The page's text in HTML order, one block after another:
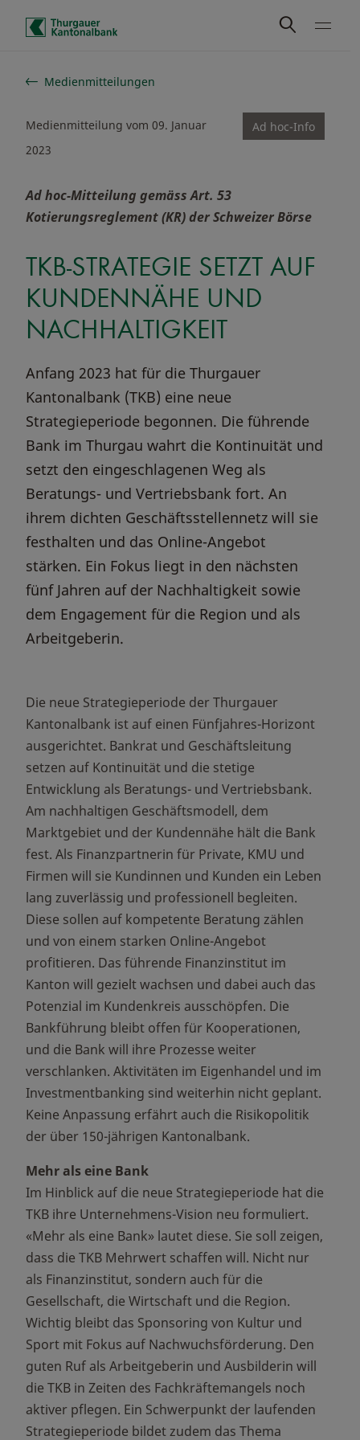
Schnelle Navigation
Medienmitteilungen
Medienmitteilung vom 09. Januar
2023
Ad hoc-Info
Ad hoc-Mitteilung gemäss Art. 53
Kotierungsreglement (KR) der Schweizer Börse
TKB-STRATEGIE SETZT AUF
KUNDENNÄHE UND
NACHHALTIGKEIT
Anfang 2023 hat für die Thurgauer
Kantonalbank (TKB) eine neue
Strategieperiode begonnen. Die führende
Bank im Thurgau wahrt die Kontinuität und
setzt den eingeschlagenen Weg als
Beratungs- und Vertriebsbank fort. An
ihrem dichten Geschäftsstellennetz will sie
festhalten und das Online-Angebot
stärken. Ein Fokus liegt in den nächsten
fünf Jahren auf der Nachhaltigkeit sowie
dem Engagement für die Region und als
Arbeitgeberin.
Die neue Strategieperiode der Thurgauer
Kantonalbank ist auf einen Fünfjahres-Horizont
ausgerichtet. Bankrat und Geschäftsleitung
setzen auf Kontinuität und die stetige
Entwicklung als Beratungs- und Vertriebsbank.
Am nachhaltigen Geschäftsmodell, dem
Marktgebiet und der Kundennähe hält die Bank
fest. Als Finanzpartnerin für Private, KMU und
Firmen will sie Kundinnen und Kunden ein Leben
lang zuverlässig und professionell begleiten.
Diese sollen auf kompetente Beratung zählen
und von einem starken Online-Angebot
profitieren. Das führende Finanzinstitut im
Kanton will gezielt wachsen und dabei auch das
Potenzial im Kundenkreis ausschöpfen. Die
Bankführung bleibt offen für Kooperationen,
und die Bank will ihre Prozesse weiter
verschlanken. Aktivitäten im Eigenhandel und im
Investmentbanking sind weiterhin nicht geplant.
Keine Anpassung erfährt auch die Risikopolitik
der über 150-jährigen Kantonalbank.
Mehr als eine Bank
Im Hinblick auf die neue Strategieperiode hat die
TKB ihre Unternehmens-Vision neu formuliert.
«Mehr als eine Bank» lautet diese. Sie soll zeigen,
dass die TKB Mehrwert schaffen will. Nicht nur
als Finanzinstitut, sondern auch für die
Gesellschaft, die Wirtschaft und die Region.
Wichtig bleibt das Sponsoring von Kultur und
Sport mit Fokus auf Nachwuchsförderung. Den
guten Ruf als Arbeitgeberin und Ausbilderin will
die TKB in Zeiten des Fachkräftemangels noch
aktiver pflegen. Ein Schwerpunkt der laufenden
Strategieperiode bildet zudem das Thema